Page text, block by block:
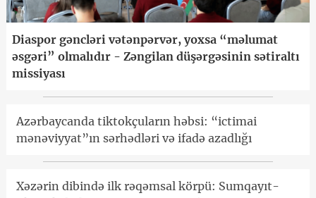
Diaspor gəncləri vətənpərvər, yoxsa “məlumat
əsgəri” olmalıdır - Zəngilan düşərgəsinin sətiraltı
missiyası
Azərbaycanda tiktokçuların həbsi: “ictimai
mənəviyyat”ın sərhədləri və ifadə azadlığı
Xəzərin dibində ilk rəqəmsal körpü: Sumqayıt-